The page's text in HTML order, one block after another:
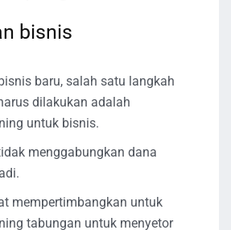
bisnis
baru, salah satu langkah
dilakukan adalah
untuk bisnis.
menggabungkan dana
mempertimbangkan untuk
tabungan untuk menyetor